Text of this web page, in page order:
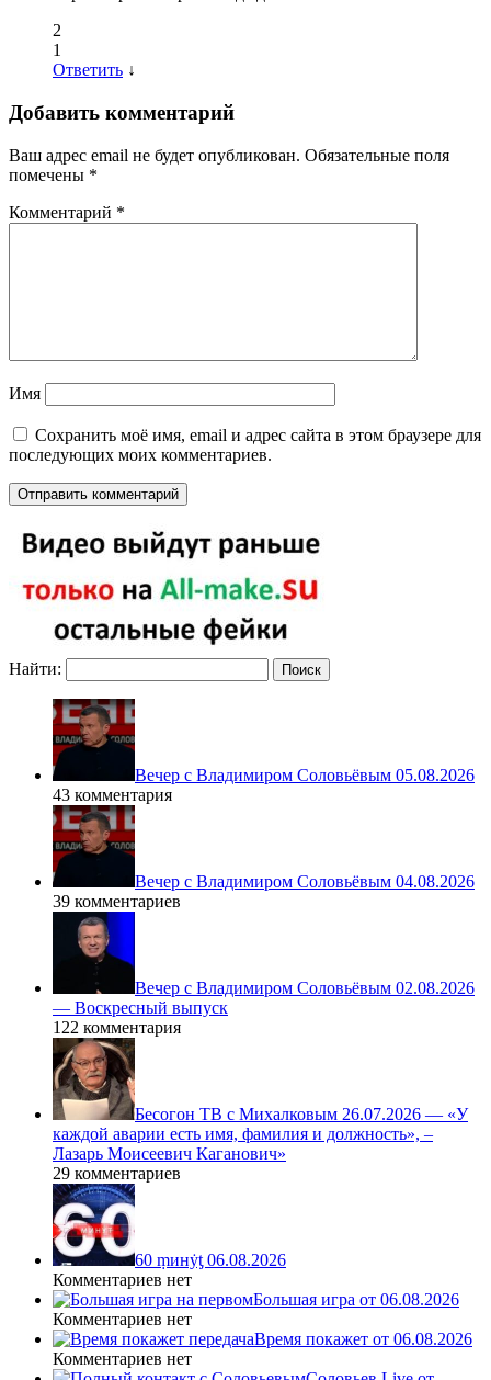
2
1
Ответить ↓
Добавить комментарий
Ваш адрес email не будет опубликован. Обязательные поля
помечены *
Комментарий *
Имя
Сохранить моё имя, email и адрес сайта в этом браузере для
последующих моих комментариев.
Найти:
Вечер с Владимиром Соловьёвым 05.08.2026
43 комментария
Вечер с Владимиром Соловьёвым 04.08.2026
39 комментариев
Вечер с Владимиром Соловьёвым 02.08.2026
— Воскресный выпуск
122 комментария
Бесогон ТВ с Михалковым 26.07.2026 — «У
каждой аварии есть имя, фамилия и должность», –
Лазарь Моисеевич Каганович»
29 комментариев
60 ṃинẏƫ 06.08.2026
Комментариев нет
Большая игра от 06.08.2026
Комментариев нет
Время покажет от 06.08.2026
Комментариев нет